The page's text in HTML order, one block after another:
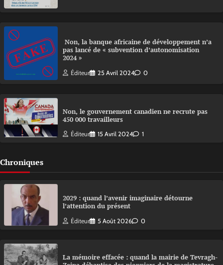
Non, la banque africaine de développement n’a
pas lancé de « subvention d’autonomisation
2024 »
Éditeur 25 Avril 2024 0
Non, le gouvernement canadien ne recrute pas
450 000 travailleurs
Éditeur 15 Avril 2024 1
Chroniques
2029 : quand l’avenir imaginaire détourne
l’attention du présent
Éditeur 5 Août 2026 0
La mémoire effacée : quand la mairie de Tevragh-